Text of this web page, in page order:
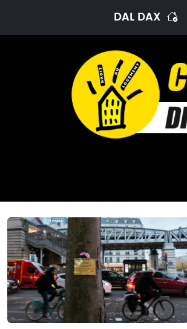
DAL DAX